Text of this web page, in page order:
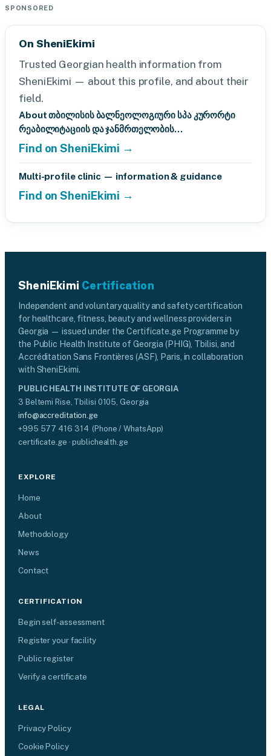
SPONSORED
On SheniEkimi
Trusted Georgian health information from
SheniEkimi — about this profile, and about their
field.
About თბილისის ბალნეოლოგიური სპა კურორტი
რეაბილიტაციის და ჯანმრთელობის...
Find on SheniEkimi →
Multi-profile clinic — information & guidance
Find on SheniEkimi →
SheniEkimi Certification
Independent and voluntary quality and safety certification
for healthcare, fitness, beauty and wellness providers in
Georgia — issued under the Certificate.ge Programme by
the Public Health Institute of Georgia (PHIG), Tbilisi, and
Accréditation Sans Frontières (ASF), Paris, in collaboration
with SheniEkimi.
PUBLIC HEALTH INSTITUTE OF GEORGIA
3 Beltemi Rise, Tbilisi 0105, Georgia
info@accreditation.ge
+995 577 416 314 (Phone / WhatsApp)
certificate.ge · publichealth.ge
EXPLORE
Home
About
Methodology
News
Contact
CERTIFICATION
Begin self-assessment
Register your facility
Public register
Verify a certificate
LEGAL
Privacy Policy
Cookie Policy